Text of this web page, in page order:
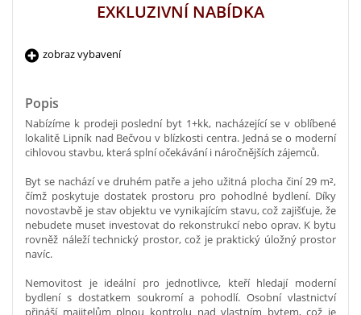
EXKLUZIVNÍ NABÍDKA
zobraz vybavení
Popis
Nabízíme k prodeji poslední byt 1+kk, nacházející se v oblíbené
lokalitě Lipník nad Bečvou v blízkosti centra. Jedná se o moderní
cihlovou stavbu, která splní očekávání i náročnějších zájemců.
Byt se nachází ve druhém patře a jeho užitná plocha činí 29 m²,
čímž poskytuje dostatek prostoru pro pohodlné bydlení. Díky
novostavbě je stav objektu ve vynikajícím stavu, což zajišťuje, že
nebudete muset investovat do rekonstrukcí nebo oprav. K bytu
rovněž náleží technický prostor, což je praktický úložný prostor
navíc.
Nemovitost je ideální pro jednotlivce, kteří hledají moderní
bydlení s dostatkem soukromí a pohodlí. Osobní vlastnictví
přináší majitelům plnou kontrolu nad vlastním bytem, což je